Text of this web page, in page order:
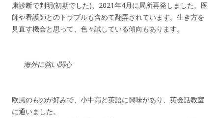
康診断で判明(初期でした)、2021年4月に局所再発しました。医
師や看護師とのトラブルも含めて翻弄されています。生き方を
見直す機会と思って、色々試している傾向もあります。
海外に強い関心
欧風のものが好みで、小中高と英語に興味があり、英会話教室
に通いました。